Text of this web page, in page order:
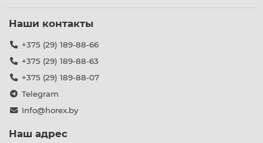
Наши контакты
+375 (29) 189-88-66
+375 (29) 189-88-63
+375 (29) 189-88-07
Telegram
Info@horex.by
Наш адрес